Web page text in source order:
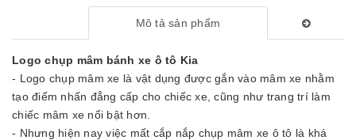
Mô tả sản phẩm
Logo chụp mâm bánh xe ô tô Kia
- Logo chụp mâm xe là vật dụng được gắn vào mâm xe nhằm
tạo điểm nhấn đẳng cấp cho chiếc xe, cũng như trang trí làm
chiếc mâm xe nổi bật hơn.
- Nhưng hiện nay việc mất cắp nắp chụp mâm xe ô tô là khá